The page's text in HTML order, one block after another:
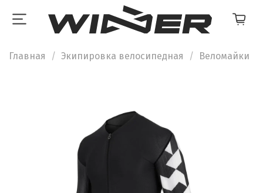
Главная Экипировка велосипедная Веломайки